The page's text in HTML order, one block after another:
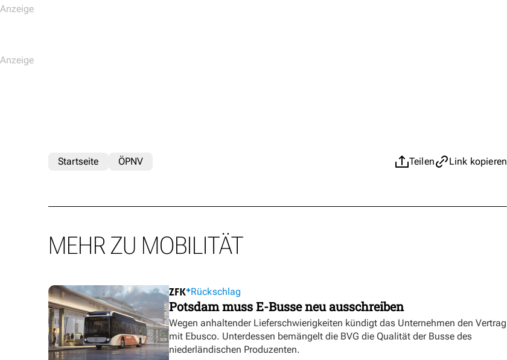
Teilen Link kopieren
Startseite ÖPNV
MEHR ZU MOBILITÄT
Rückschlag
Potsdam muss E-Busse neu ausschreiben
Wegen anhaltender Lieferschwierigkeiten kündigt das Unternehmen den Vertrag
mit Ebusco. Unterdessen bemängelt die BVG die Qualität der Busse des
niederländischen Produzenten.